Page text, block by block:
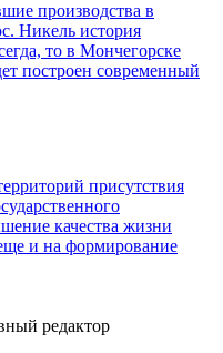
производства в
Никель история
то в Мончегорске
построен современный
присутствия
качества жизни
и на формирование
редактор